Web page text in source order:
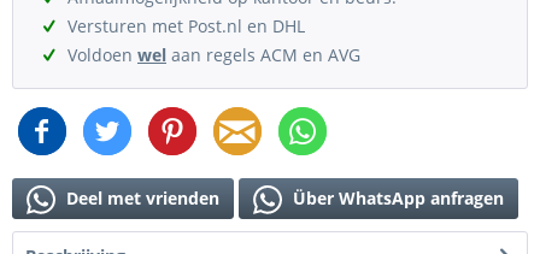
Versturen met Post.nl en DHL
Voldoen wel aan regels ACM en AVG
Deel met vrienden Über WhatsApp anfragen